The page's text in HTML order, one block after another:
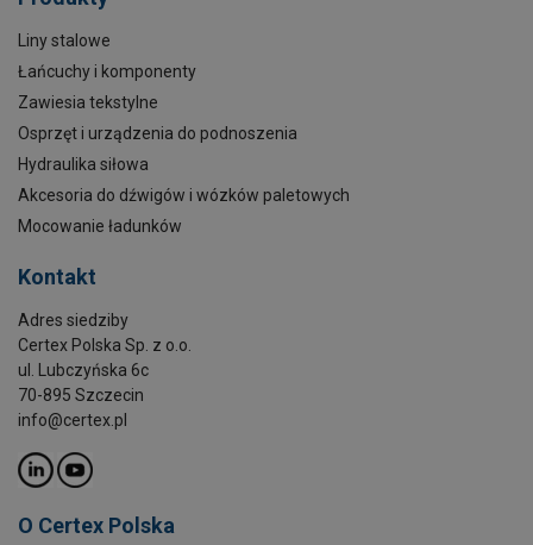
Liny stalowe
Łańcuchy i komponenty
Zawiesia tekstylne
Osprzęt i urządzenia do podnoszenia
Hydraulika siłowa
Akcesoria do dźwigów i wózków paletowych
Mocowanie ładunków
Kontakt
Adres siedziby
Certex Polska Sp. z o.o.
ul. Lubczyńska 6c
70-895 Szczecin
info@certex.pl
O Certex Polska